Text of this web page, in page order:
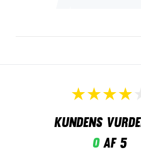
Kundens
0af 5